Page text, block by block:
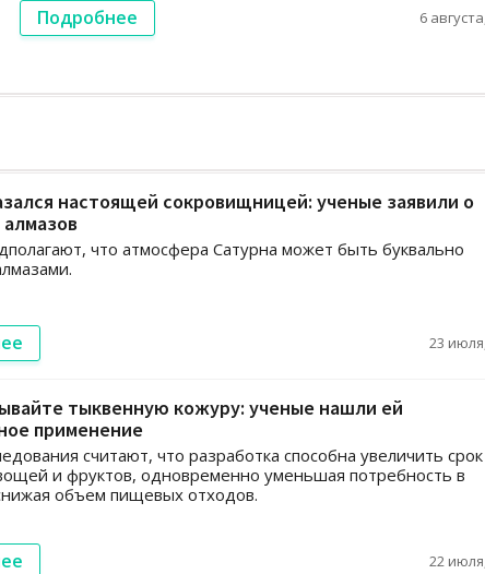
Подробнее 6
настоящей сокровищницей: ученые заявили о
что атмосфера Сатурна может быть буквально
23
тыквенную кожуру: ученые нашли ей
применение
считают, что разработка способна увеличить срок
и фруктов, одновременно уменьшая потребность в
объем пищевых отходов.
22